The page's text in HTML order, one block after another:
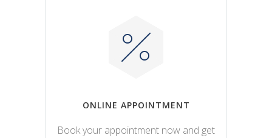
ONLINE APPOINTMENT
Book your appointment now and get